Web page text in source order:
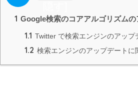
1 Google検索のコアアルゴリズム
1.1 Twitter で検索エンジンのアップ
1.2 検索エンジンのアップデートに